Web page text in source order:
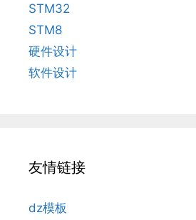
STM32
STM8
硬件设计
软件设计
友情链接
dz模板